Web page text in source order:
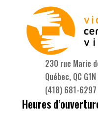
230 rue Marie
Québec, QC
(418) 681-6297
Heures